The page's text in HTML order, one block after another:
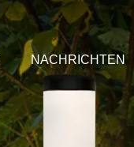
NACHRICHTEN